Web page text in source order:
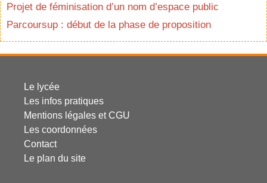
Projet de féminisation d’un nom d’espace public
Parcoursup : début de la phase de proposition
Le lycée
Les infos pratiques
Mentions légales et CGU
Les coordonnées
Contact
Le plan du site